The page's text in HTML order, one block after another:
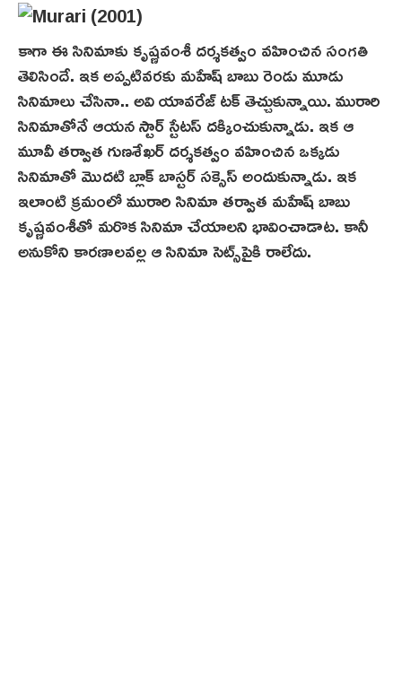
కాగా ఈ సినిమాకు కృష్ణవంశీ ద‌ర్శ‌క‌త్వం వ‌హించిన సంగ‌తి
తెలిసిందే. ఇక అప్పటివరకు మహేష్ బాబు రెండు మూడు
సినిమాలు చేసినా.. అవి యావరేజ్ ట‌క్ తెచ్చుకున్నాయి. మురారి
సినిమాతోనే ఆయన స్టార్ స్టేటస్ ద‌క్కించుకున్నాడు. ఇక ఆ
మూవీ తర్వాత గుణశేఖర్ దర్శకత్వం వహించిన ఒక్కడు
సినిమాతో మొదటి బ్లాక్ బాస్టర్ సక్సెస్ అందుకున్నాడు. ఇక
ఇలాంటి క్రమంలో మురారి సినిమా తర్వాత మహేష్ బాబు
కృష్ణవంశీతో మరొక సినిమా చేయాలని భావించాడాట‌. కానీ
అనుకోని కారణాలవల్ల ఆ సినిమా సెట్స్‌పైకి రాలేదు.